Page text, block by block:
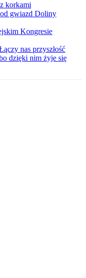
korkami
gwiazd Doliny
Kongresie
nas przyszłość
dzięki nim żyje się